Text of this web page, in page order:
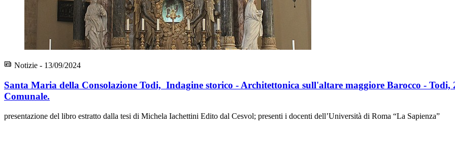
Notizie - 13/09/2024
Santa Maria della Consolazione Todi, Indagine storico - Architettonica sull'altare maggiore Barocco - Todi,
Comunale.
presentazione del libro estratto dalla tesi di Michela Iachettini Edito dal Cesvol; presenti i docenti dell’Università di Roma “La Sapienza”